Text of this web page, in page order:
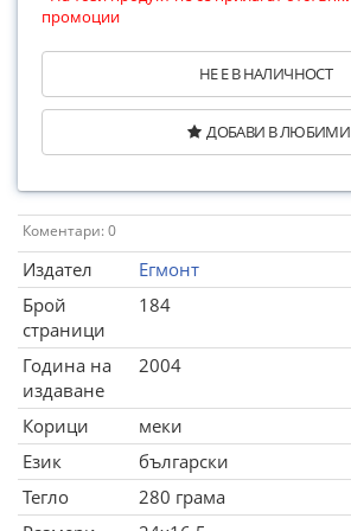
промоции
НЕ Е В НАЛИЧНОСТ
ДОБАВИ В ЛЮБИМИ
Коментари: 0
Издател
Егмонт
Брой
страници
184
Година на
издаване
2004
Корици
меки
Език
български
Тегло
280 грама